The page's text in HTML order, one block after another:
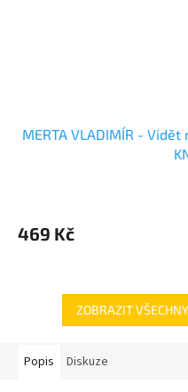
MERTA VLADIMÍR -
469 Kč
ZOBRAZIT
Popis Diskuze